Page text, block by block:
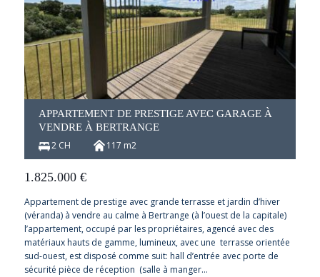
APPARTEMENT DE PRESTIGE AVEC GARAGE À
VENDRE À BERTRANGE
2 CH 117 m2
1.825.000€
Appartement de prestige avec grande terrasse et jardin d’hiver
(véranda) à vendre au calme à Bertrange (à l’ouest de la capitale)
l’appartement, occupé par les propriétaires, agencé avec des
matériaux hauts de gamme, lumineux, avec une terrasse orientée
sud-ouest, est disposé comme suit: hall d’entrée avec porte de
sécurité pièce de réception (salle à manger…